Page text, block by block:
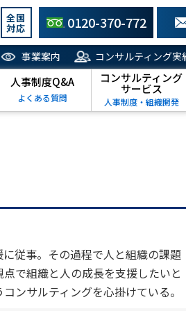
全国
対応 0120-370-772
事業案内 コンサルティング実
人事制度Q&A
よくある質問
コンサルティング
サービス
人事制度・組織開発
従事。その過程で人と組織の課題
で組織と人の成長を支援したいと
ンサルティングを心掛けている。